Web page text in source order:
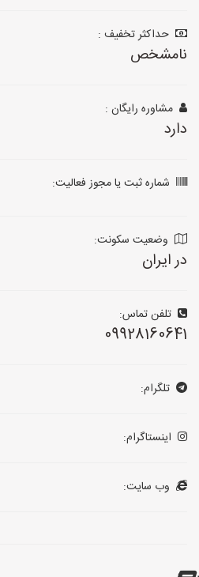
حداکثر تخفیف :
نامشخص
مشاوره رایگان :
دارد
شماره ثبت یا مجوز فعالیت:
وضعیت سکونت:
در ایران
تلفن تماس:
09928160641
تلگرام:
اینستاگرام:
وب سایت: